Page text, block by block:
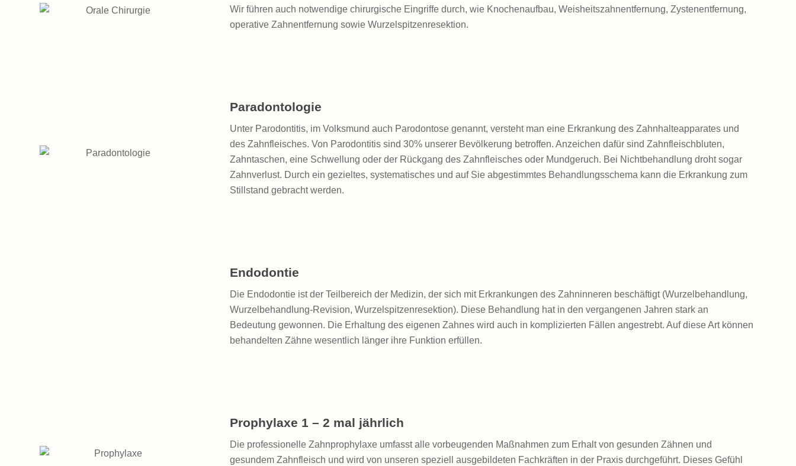
Wir führen auch notwendige chirurgische Eingriffe durch, wie Knochenaufbau, Weisheitszahnentfernung, Zystenentfernung,
operative Zahnentfernung sowie Wurzelspitzenresektion.
Paradontologie
Unter Parodontitis, im Volksmund auch Parodontose genannt, versteht man eine Erkrankung des Zahnhalteapparates und
des Zahnfleisches. Von Parodontitis sind 30% unserer Bevölkerung betroffen. Anzeichen dafür sind Zahnfleischbluten,
Zahntaschen, eine Schwellung oder der Rückgang des Zahnfleisches oder Mundgeruch. Bei Nichtbehandlung droht sogar
Zahnverlust. Durch ein gezieltes, systematisches und auf Sie abgestimmtes Behandlungsschema kann die Erkrankung zum
Stillstand gebracht werden.
Endodontie
Die Endodontie ist der Teilbereich der Medizin, der sich mit Erkrankungen des Zahninneren beschäftigt (Wurzelbehandlung,
Wurzelbehandlung-Revision, Wurzelspitzenresektion). Diese Behandlung hat in den vergangenen Jahren stark an
Bedeutung gewonnen. Die Erhaltung des eigenen Zahnes wird auch in komplizierten Fällen angestrebt. Auf diese Art können
behandelten Zähne wesentlich länger ihre Funktion erfüllen.
Prophylaxe 1 – 2 mal jährlich
Die professionelle Zahnprophylaxe umfasst alle vorbeugenden Maßnahmen zum Erhalt von gesunden Zähnen und
gesundem Zahnfleisch und wird von unseren speziell ausgebildeten Fachkräften in der Praxis durchgeführt. Dieses Gefühl